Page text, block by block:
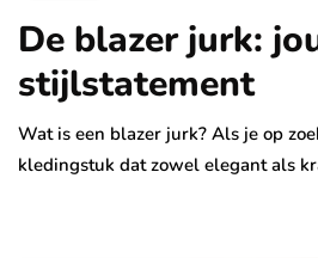
De blazer jurk:
stijlstatement
Wat is een blazer jurk? Als je op
kledingstuk dat zowel elegant als